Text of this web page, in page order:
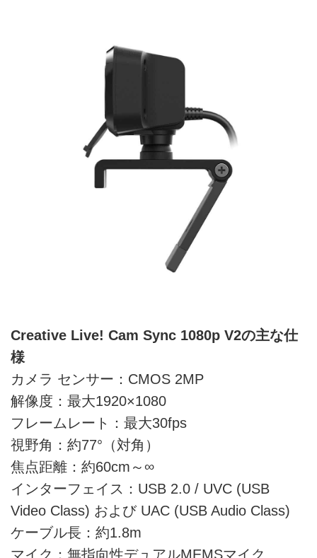
Creative Live! Cam Sync 1080p V2の主な仕
様
カメラ センサー：CMOS 2MP
解像度：最大1920×1080
フレームレート：最大30fps
視野角：約77°（対角）
焦点距離：約60cm～∞
インターフェイス：USB 2.0 / UVC (USB
Video Class) および UAC (USB Audio Class)
ケーブル長：約1.8m
マイク：無指向性デュアルMEMSマイク